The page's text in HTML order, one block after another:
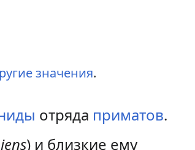
значения.
отряда приматов.
) и близкие ему